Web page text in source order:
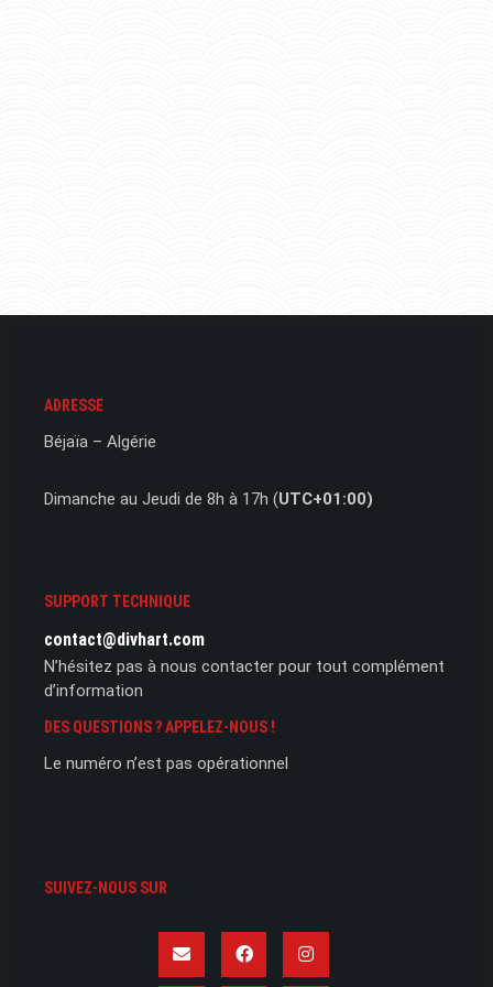
ADRESSE
Béjaïa – Algérie
Dimanche au Jeudi de 8h à 17h (UTC+01:00)
SUPPORT TECHNIQUE
contact@divhart.com
N’hésitez pas à nous contacter pour tout complément
d’information
DES QUESTIONS ? APPELEZ-NOUS !
Le numéro n’est pas opérationnel
SUIVEZ-NOUS SUR